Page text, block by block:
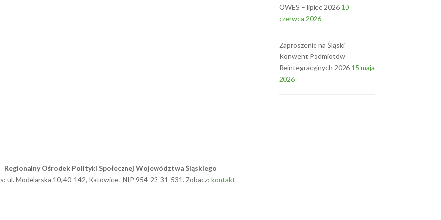
OWES – lipiec 2026 10
czerwca 2026
Zaproszenie na Śląski
Konwent Podmiotów
Reintegracyjnych 2026 15 maja
2026
Regionalny Ośrodek Polityki Społecznej Województwa Śląskiego
ul. Modelarska 10, 40-142, Katowice. NIP 954-23-31-531. Zobacz: kontakt